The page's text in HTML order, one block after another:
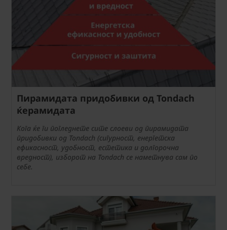
Пирамидата придобивки од Tondach
ќерамидата
Кога ќе ги погледнете сите слоеви од пирамидата
придобивки од Tondach (сигурност, енергетска
ефикасност, удобност, естетика и долгорочна
вредност), изборот на Tondach се наметнува сам по
себе.